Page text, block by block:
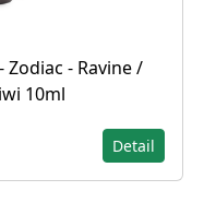
Zodiac - Ravine /
10ml
Detail